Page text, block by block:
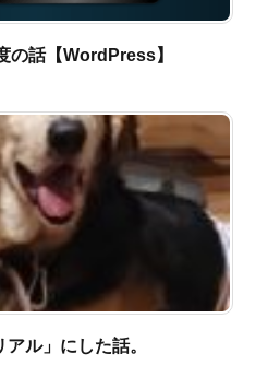
の話【WordPress】
ル」にした話。